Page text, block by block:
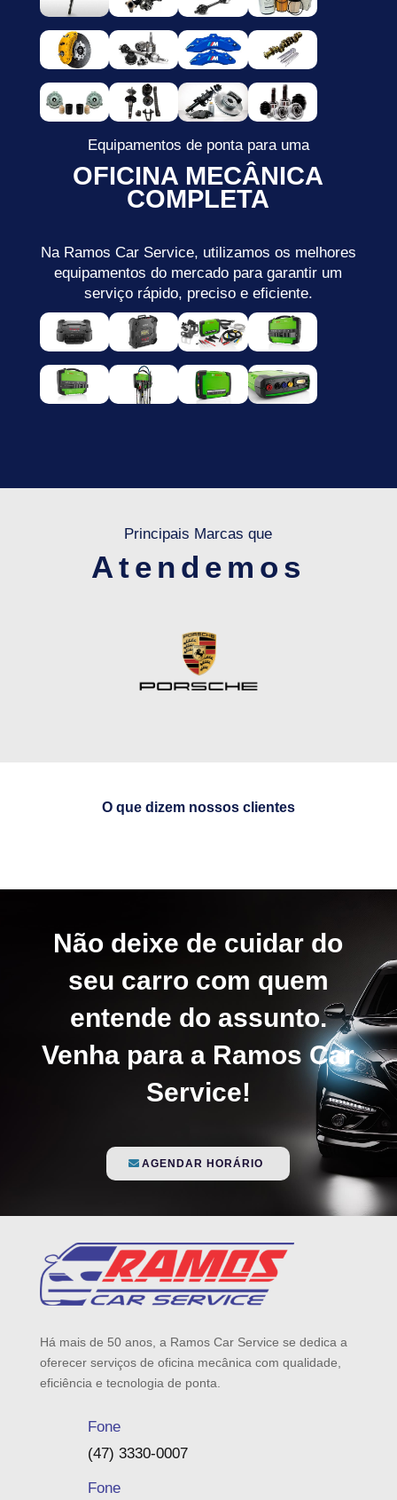
Equipamentos de ponta para uma
OFICINA MECÂNICA
COMPLETA
Na Ramos Car Service, utilizamos os melhores
equipamentos do mercado para garantir um
serviço rápido, preciso e eficiente.
Principais Marcas que
Atendemos
O que dizem nossos clientes
Não deixe de cuidar do
seu carro com quem
entende do assunto.
Venha para a Ramos Car
Service!
AGENDAR HORÁRIO
Há mais de 50 anos, a Ramos Car Service se dedica a
oferecer serviços de oficina mecânica com qualidade,
eficiência e tecnologia de ponta.
Fone
(47) 3330-0007
Fone